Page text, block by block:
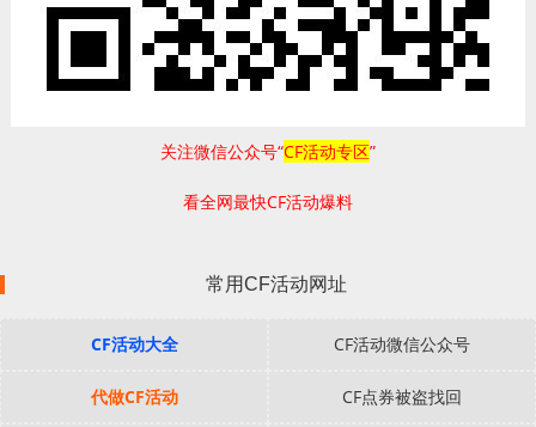
关注微信公众号“CF活动专区”
看全网最快CF活动爆料
常用CF活动网址
CF活动大全 CF活动微信公众号
代做CF活动 CF点券被盗找回